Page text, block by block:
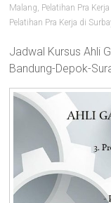
di
Bandung,
Jakarta,
Depok,
Bekasi,
Kediri
Malang, Pelatihan Pra
Pelatihan Pra Kerja di
Jadwal Kursus Ahli
Bandung-Depok-